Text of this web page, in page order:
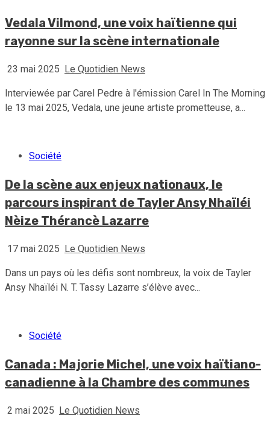
Vedala Vilmond, une voix haïtienne qui
rayonne sur la scène internationale
23 mai 2025 Le Quotidien News
Interviewée par Carel Pedre à l'émission Carel In The Morning
le 13 mai 2025, Vedala, une jeune artiste prometteuse, a...
Société
De la scène aux enjeux nationaux, le
parcours inspirant de Tayler Ansy Nhaïléi
Nèize Thérancè Lazarre
17 mai 2025 Le Quotidien News
Dans un pays où les défis sont nombreux, la voix de Tayler
Ansy Nhaïléi N. T. Tassy Lazarre s’élève avec...
Société
Canada : Majorie Michel, une voix haïtiano-
canadienne à la Chambre des communes
2 mai 2025 Le Quotidien News